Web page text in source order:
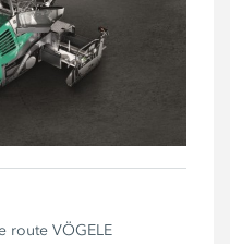
route VÖGELE